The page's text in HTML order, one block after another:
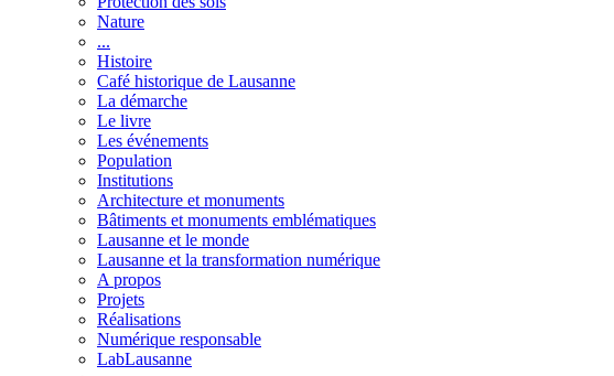
Nature
...
Histoire
Café historique de Lausanne
La démarche
Le livre
Les événements
Population
Institutions
Architecture et monuments
Bâtiments et monuments emblématiques
Lausanne et le monde
Lausanne et la transformation numérique
A propos
Projets
Réalisations
Numérique responsable
LabLausanne